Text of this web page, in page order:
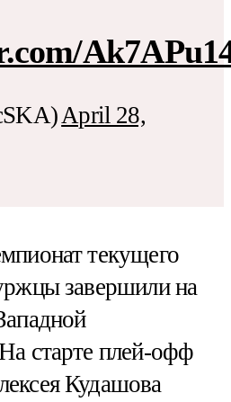
April 28,
текущего
завершили на
старте плей-офф
Кудашова